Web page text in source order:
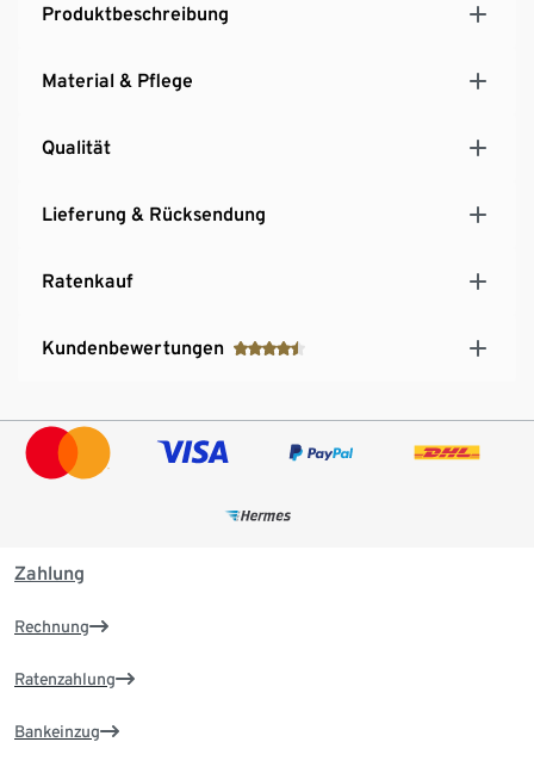
Produktbeschreibung
Material & Pflege
Qualität
Lieferung & Rücksendung
Ratenkauf
Kundenbewertungen
Zahlung
Rechnung
Ratenzahlung
Bankeinzug